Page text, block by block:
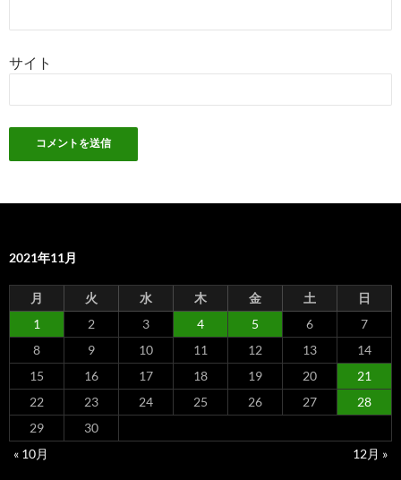
サイト
2021年11月
月 火 水 木 金 土
日
1
2 3 4 5 6
7
8
9 10 11 12 13
14
15
16 17 18 19 20
21
22
23 24 25 26 27
28
29
30
« 10月
12月 »